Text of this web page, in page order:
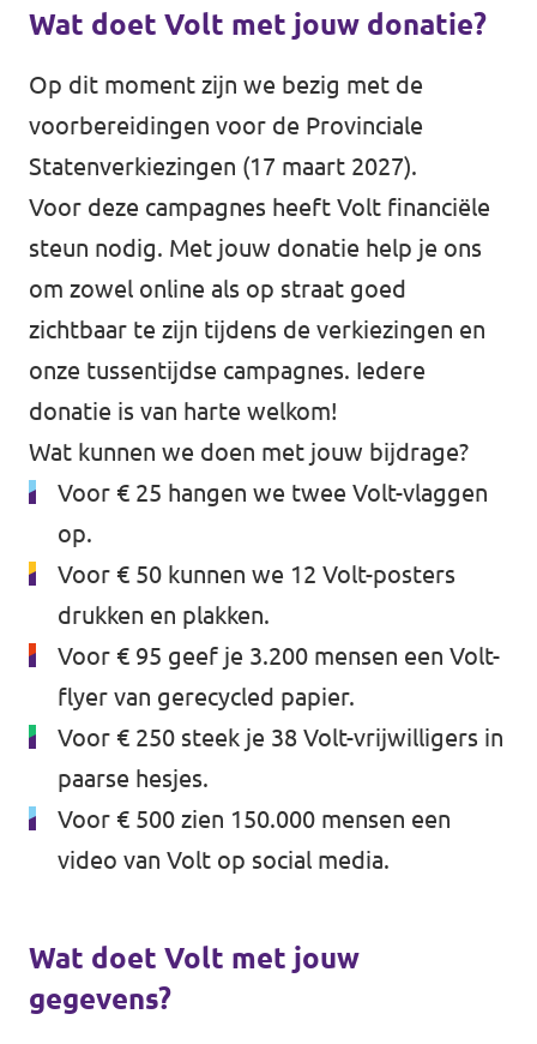
Wat doet Volt met jouw donatie?
Op dit moment zijn we bezig met de
voorbereidingen voor de Provinciale
Statenverkiezingen (17 maart 2027).
Voor deze campagnes heeft Volt financiële
steun nodig. Met jouw donatie help je ons
om zowel online als op straat goed
zichtbaar te zijn tijdens de verkiezingen en
onze tussentijdse campagnes. Iedere
donatie is van harte welkom!
Wat kunnen we doen met jouw bijdrage?
Voor € 25 hangen we twee Volt-vlaggen
op.
Voor € 50 kunnen we 12 Volt-posters
drukken en plakken.
Voor € 95 geef je 3.200 mensen een Volt-
flyer van gerecycled papier.
Voor € 250 steek je 38 Volt-vrijwilligers in
paarse hesjes.
Voor € 500 zien 150.000 mensen een
video van Volt op social media.
Wat doet Volt met jouw
gegevens?